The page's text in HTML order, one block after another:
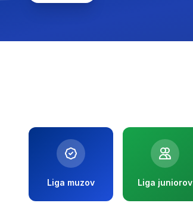
Liga muzov Liga juniorov